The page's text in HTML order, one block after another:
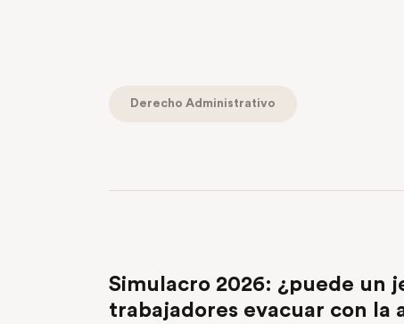
Derecho Administrativo
Simulacro 2026: ¿puede un
trabajadores evacuar con la